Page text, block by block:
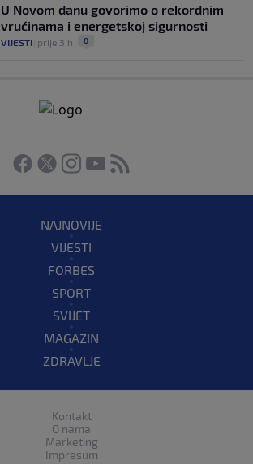
U Novom danu govorimo o rekordnim
vrućinama i energetskoj sigurnosti
VIJESTI prije 3 h 0
NAJNOVIJE
VIJESTI
FORBES
SPORT
SVIJET
MAGAZIN
ZDRAVLJE
Kontakt
O nama
Marketing
Impresum